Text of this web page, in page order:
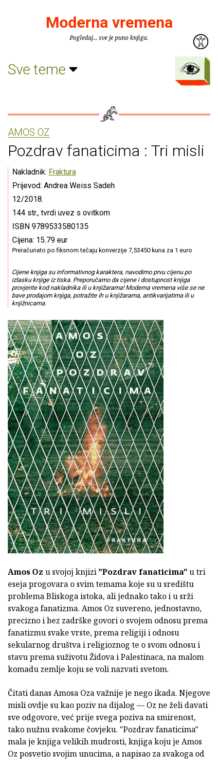
Moderna vremena
Pogledaj... sve je puno knjiga.
Sve teme
AMOS OZ
Pozdrav fanaticima : Tri misli
Nakladnik: Fraktura
Prijevod: Andrea Weiss Sadeh
12/2018.
144 str., tvrdi uvez s ovitkom
ISBN 9789533580135
Cijena: 15.79 eur
Preračunato po fiksnom tečaju konverzije 7,53450 kuna za 1 euro
Cijene knjiga su informativnog karaktera, navodimo prvu cijenu po
izlasku knjige iz tiska. Preporučamo da cijene i dostupnost knjiga
provjerite kod nakladnika ili u knjižarama! Moderna vremena više se ne
bave prodajom knjiga, potražite ih u knjižarama, antikvarijatima ili u
knjižnicama.
Amos Oz u svojoj knjizi "Pozdrav fanaticima" u tri
eseja progovara o svim temama koje su u središtu
problema Bliskoga istoka, ali jednako tako i u srži
svakoga fanatizma. Amos Oz suvereno, jednostavno,
precizno i bez zadrške govori o svojem odnosu prema
fanatizmu svake vrste, prema religiji i odnosu
sekularnog društva i religioznog te o svom odnosu i
stavu prema suživotu Židova i Palestinaca, na malom
komadu zemlje koju se voli nazvati svetom.
Čitati danas Amosa Oza važnije je nego ikada. Njegove
misli ovdje su kao poziv na dijalog — Oz ne želi davati
sve odgovore, već prije svega poziva na smirenost,
tako nužnu svakome čovjeku. "Pozdrav fanaticima"
mala je knjiga velikih mudrosti, knjiga koju je Amos
Oz posvetio svojim unucima, a napisao za svakoga od